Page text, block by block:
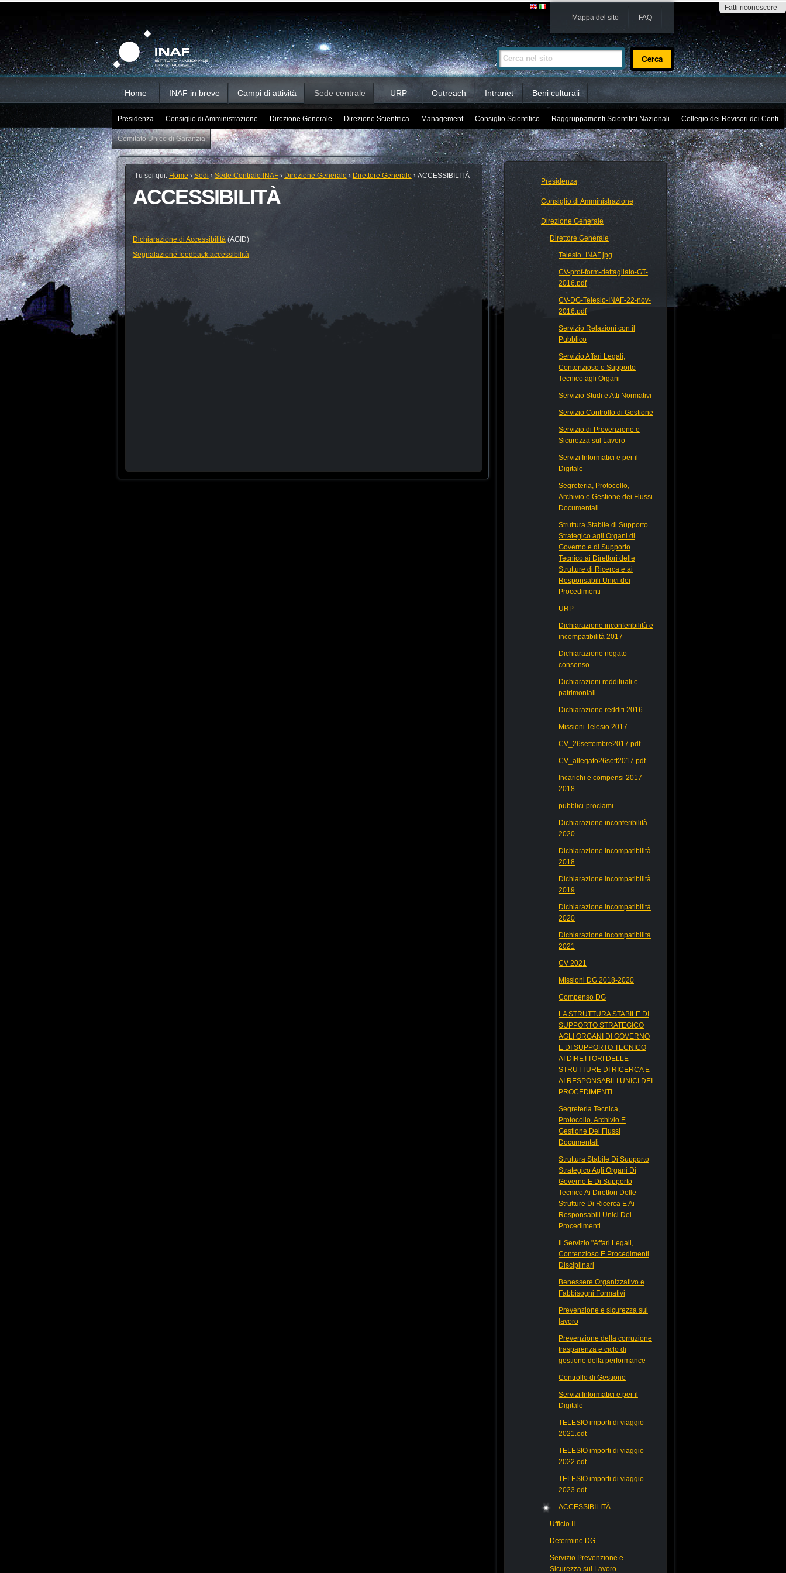
Fatti riconoscere
contenuti.
Salta
alla
navigazione
Mappa del sito FAQ
Cerca nel sito
Ricerca
avanzata…
Home INAF in breve Campi di attività Sede centrale URP Outreach Intranet Beni culturali
Presidenza Consiglio di Amministrazione Direzione Generale Direzione Scientifica Management Consiglio Scientifico Raggruppamenti Scientifici Nazionali Collegio dei Revisori dei Conti
Comitato Unico di Garanzia
Tu sei qui: Home › Sedi › Sede Centrale INAF › Direzione Generale › Direttore Generale › ACCESSIBILITÀ
ACCESSIBILITÀ
Dichiarazione di Accessibilità(AGID)
Segnalazione feedback accessibilità
Presidenza
Consiglio di Amministrazione
Direzione Generale
Direttore Generale
Telesio_INAF.jpg
CV-prof-form-dettagliato-GT-
2016.pdf
CV-DG-Telesio-INAF-22-nov-
2016.pdf
Servizio Relazioni con il
Pubblico
Servizio Affari Legali,
Contenzioso e Supporto
Tecnico agli Organi
Servizio Studi e Atti Normativi
Servizio Controllo di Gestione
Servizio di Prevenzione e
Sicurezza sul Lavoro
Servizi Informatici e per il
Digitale
Segreteria, Protocollo,
Archivio e Gestione dei Flussi
Documentali
Struttura Stabile di Supporto
Strategico agli Organi di
Governo e di Supporto
Tecnico ai Direttori delle
Strutture di Ricerca e ai
Responsabili Unici dei
Procedimenti
URP
Dichiarazione inconferibilità e
incompatibilità 2017
Dichiarazione negato
consenso
Dichiarazioni reddituali e
patrimoniali
Dichiarazione redditi 2016
Missioni Telesio 2017
CV_26settembre2017.pdf
CV_allegato26sett2017.pdf
Incarichi e compensi 2017-
2018
pubblici-proclami
Dichiarazione inconferibilità
2020
Dichiarazione incompatibilità
2018
Dichiarazione incompatibilità
2019
Dichiarazione incompatibilità
2020
Dichiarazione incompatibilità
2021
CV 2021
Missioni DG 2018-2020
Compenso DG
LA STRUTTURA STABILE DI
SUPPORTO STRATEGICO
AGLI ORGANI DI GOVERNO
E DI SUPPORTO TECNICO
AI DIRETTORI DELLE
STRUTTURE DI RICERCA E
AI RESPONSABILI UNICI DEI
PROCEDIMENTI
Segreteria Tecnica,
Protocollo, Archivio E
Gestione Dei Flussi
Documentali
Struttura Stabile Di Supporto
Strategico Agli Organi Di
Governo E Di Supporto
Tecnico Ai Direttori Delle
Strutture Di Ricerca E Ai
Responsabili Unici Dei
Procedimenti
Il Servizio "Affari Legali,
Contenzioso E Procedimenti
Disciplinari
Benessere Organizzativo e
Fabbisogni Formativi
Prevenzione e sicurezza sul
lavoro
Prevenzione della corruzione
trasparenza e ciclo di
gestione della performance
Controllo di Gestione
Servizi Informatici e per il
Digitale
TELESIO importi di viaggio
2021.odt
TELESIO importi di viaggio
2022.odt
TELESIO importi di viaggio
2023.odt
ACCESSIBILITÀ
Ufficio II
Determine DG
Servizio Prevenzione e
Sicurezza sul Lavoro